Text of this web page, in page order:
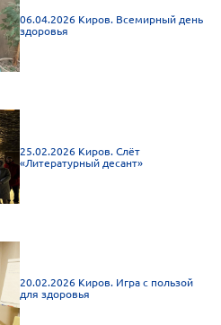
06.04.2026 Киров. Всемирный день
здоровья
25.02.2026 Киров. Слёт
«Литературный десант»
20.02.2026 Киров. Игра с пользой
для здоровья